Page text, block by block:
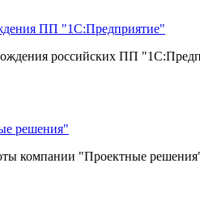
ПП "1С:Предприятие"
российских ПП
решения"
компании "Проектные